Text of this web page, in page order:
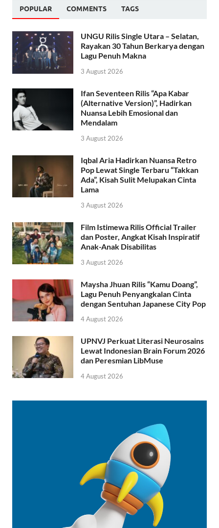
POPULAR COMMENTS TAGS
UNGU Rilis Single Utara – Selatan,
Rayakan 30 Tahun Berkarya dengan
Lagu Penuh Makna
3 August 2026
Ifan Seventeen Rilis “Apa Kabar
(Alternative Version)”, Hadirkan
Nuansa Lebih Emosional dan
Mendalam
3 August 2026
Iqbal Aria Hadirkan Nuansa Retro
Pop Lewat Single Terbaru “Takkan
Ada”, Kisah Sulit Melupakan Cinta
Lama
3 August 2026
Film Istimewa Rilis Official Trailer
dan Poster, Angkat Kisah Inspiratif
Anak-Anak Disabilitas
3 August 2026
Maysha Jhuan Rilis “Kamu Doang”,
Lagu Penuh Penyangkalan Cinta
dengan Sentuhan Japanese City Pop
4 August 2026
UPNVJ Perkuat Literasi Neurosains
Lewat Indonesian Brain Forum 2026
dan Peresmian LibMuse
4 August 2026